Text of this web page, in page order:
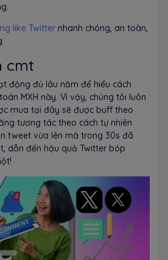
like Twitter nhanh chóng, an toàn,
cmt
động đủ lâu năm để hiểu cách
MXH này. Vì vậy, chúng tôi luôn
mua tại đây sẽ được buff theo
tương tác theo cách tự nhiên
tweet vừa lên mà trong 30s đã
dẫn đến hậu quả Twitter bóp